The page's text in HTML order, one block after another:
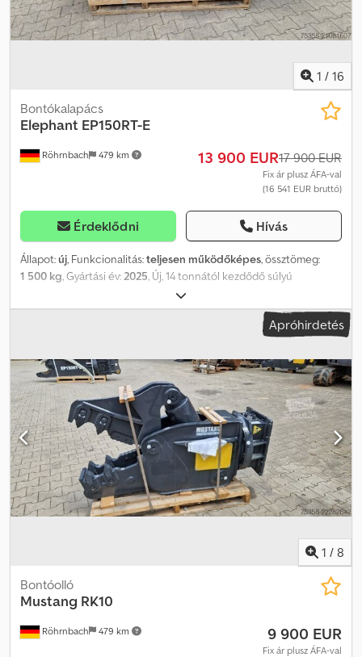
1 / 16
Röhrnbach 479 km
Bontókalapács
Elephant EP150RT-E
13 900 EUR17 900 EUR
Fix ár plusz ÁFA-val
(16 541 EUR bruttó)
Érdeklődni Hívás
Állapot:új, Funkcionalitás:teljesen működőképes, össztömeg:
1 500 kg, Gyártási év:2025, Új, 14 tonnától kezdődő súlyú
kotrógépekhez való ollós vágófej, 360 fokban elforgatható,
tartozékokkal, Hardox acélból, CE-jelölésű gép. Súlya: 1500 kg.
Apróhirdetés
1 / 8
Röhrnbach 479 km
Bontóolló
Mustang RK10
9 900 EUR
Fix ár plusz ÁFA-val